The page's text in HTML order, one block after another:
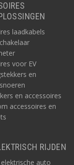
laadkabels
voor EV
en
en accessoires
accessoires en
RIJDEN
auto